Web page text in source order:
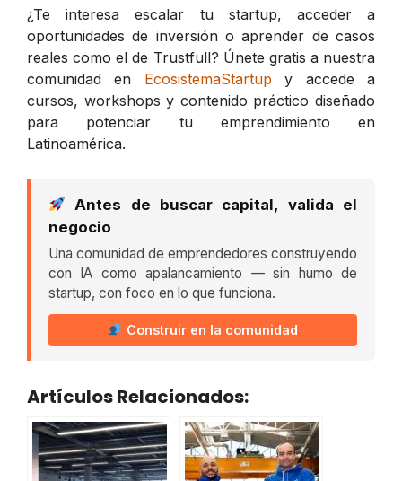
¿Te interesa escalar tu startup, acceder a
oportunidades de inversión o aprender de casos
reales como el de Trustfull? Únete gratis a nuestra
comunidad en EcosistemaStartup y accede a
cursos, workshops y contenido práctico diseñado
para potenciar tu emprendimiento en
Latinoamérica.
Antes de buscar capital, valida el
negocio
Una comunidad de emprendedores construyendo
con IA como apalancamiento — sin humo de
startup, con foco en lo que funciona.
Construir en la comunidad
Artículos Relacionados: